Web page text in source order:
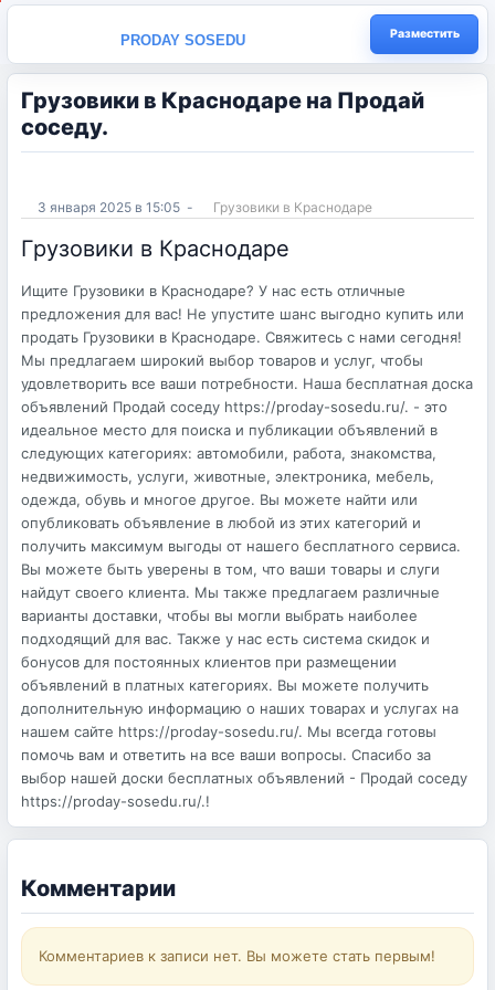
PRODAY SOSEDU Разместить
Грузовики в Краснодаре на Продай
соседу.
3 января 2025 в 15:05 - Грузовики в Краснодаре
Грузовики в Краснодаре
Ищите Грузовики в Краснодаре? У нас есть отличные
предложения для вас! Не упустите шанс выгодно купить или
продать Грузовики в Краснодаре. Свяжитесь с нами сегодня!
Мы предлагаем широкий выбор товаров и услуг, чтобы
удовлетворить все ваши потребности. Наша бесплатная доска
объявлений Продай соседу https://proday-sosedu.ru/. - это
идеальное место для поиска и публикации объявлений в
следующих категориях: автомобили, работа, знакомства,
недвижимость, услуги, животные, электроника, мебель,
одежда, обувь и многое другое. Вы можете найти или
опубликовать объявление в любой из этих категорий и
получить максимум выгоды от нашего бесплатного сервиса.
Вы можете быть уверены в том, что ваши товары и слуги
найдут своего клиента. Мы также предлагаем различные
варианты доставки, чтобы вы могли выбрать наиболее
подходящий для вас. Также у нас есть система скидок и
бонусов для постоянных клиентов при размещении
объявлений в платных категориях. Вы можете получить
дополнительную информацию о наших товарах и услугах на
нашем сайте https://proday-sosedu.ru/. Мы всегда готовы
помочь вам и ответить на все ваши вопросы. Спасибо за
выбор нашей доски бесплатных объявлений - Продай соседу
https://proday-sosedu.ru/.!
Комментарии
Комментариев к записи нет. Вы можете стать первым!